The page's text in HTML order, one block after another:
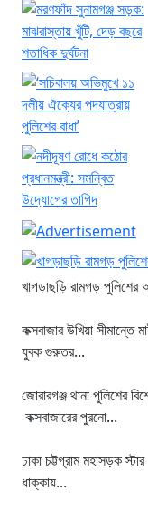
খাগড়াছড়ি রামগড় পুলিশের
কক্সবাজার উখিয়া সীমান্তে
যুবক গুরুতর...
জোরারগঞ্জ থানা পুলিশের
কক্সবাজারের পুরনো...
ঢাকা চট্টগ্রাম মহাসড়ক
ধাক্কায়...